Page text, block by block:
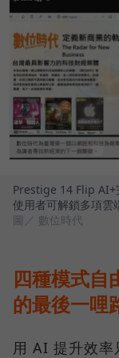
Prestige 14 Flip AI+
使用者可解鎖多項雲
圖／ 數位時代
四種模式自
的最後一哩
用 AI 提升效率